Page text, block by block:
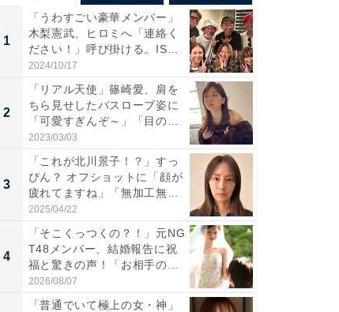
1
「うわすごい豪華メンバー」
木梨憲武、ヒロミへ「連絡く
ださい！」呼び掛ける。IS
S...
2024/10/17
2
「リアル天使」篠崎愛、肩を
ちら見せしたバスローブ姿に
「可愛すぎんぞ～」「目の表
情...
2023/03/03
3
「これが北川景子！？」すっ
ぴん？ オフショットに「顔が
疲れてますね」「無加工無
表...
2025/04/22
4
「そこくっつくの？！」元NG
T48メンバー、結婚報告に祝
福と驚きの声！「お相手の...
2026/08/07
「普通でいて極上の女・神」